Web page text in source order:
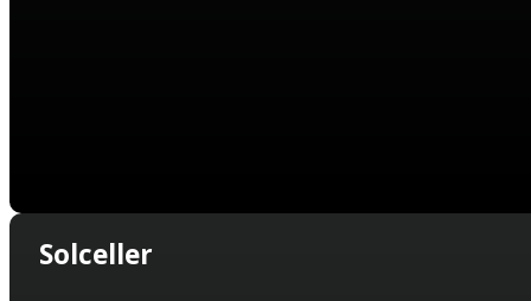
Solceller